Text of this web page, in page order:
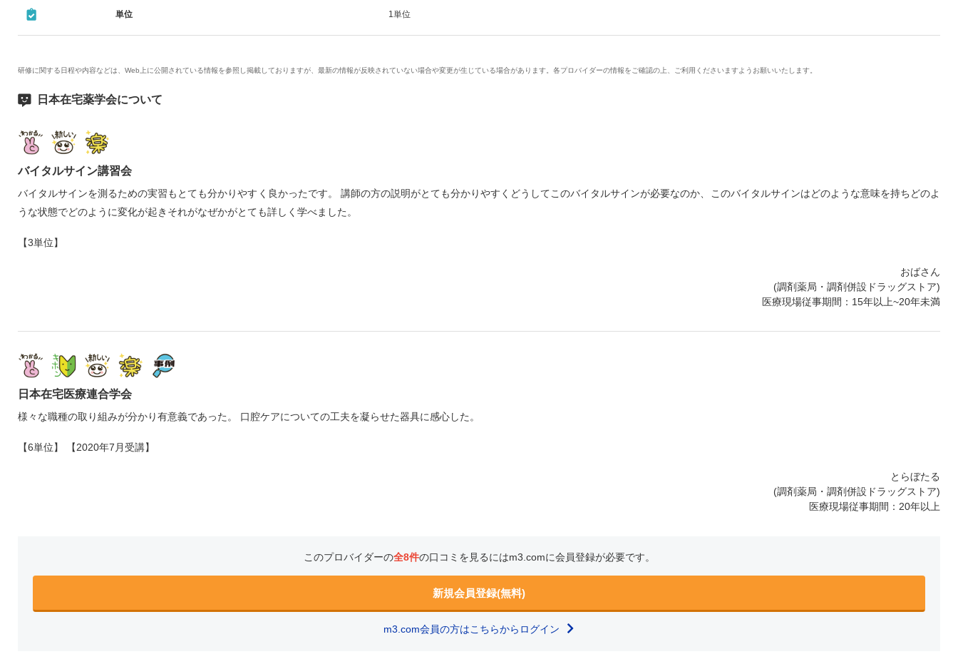
単位 1単位
研修に関する日程や内容などは、Web上に公開されている情報を参照し掲載しておりますが、最新の情報が反映されていない場合や変更が生じている場合があります。各プロバイダーの情報をご確認の上、ご利用くださいますようお願いいたします。
日本在宅薬学会について
バイタルサイン講習会
バイタルサインを測るための実習もとても分かりやすく良かったです。 講師の方の説明がとても分かりやすくどうしてこのバイタルサインが必要なのか、このバイタルサインはどのような意味を持ちどのよ
うな状態でどのように変化が起きそれがなぜかがとても詳しく学べました。
【3単位】
おばさん
(調剤薬局・調剤併設ドラッグストア)
医療現場従事期間：15年以上~20年未満
日本在宅医療連合学会
様々な職種の取り組みが分かり有意義であった。 口腔ケアについての工夫を凝らせた器具に感心した。
【6単位】 【2020年7月受講】
とらぼたる
(調剤薬局・調剤併設ドラッグストア)
医療現場従事期間：20年以上
このプロバイダーの全8件の口コミを見るにはm3.comに会員登録が必要です。
新規会員登録(無料)
m3.com会員の方はこちらからログイン